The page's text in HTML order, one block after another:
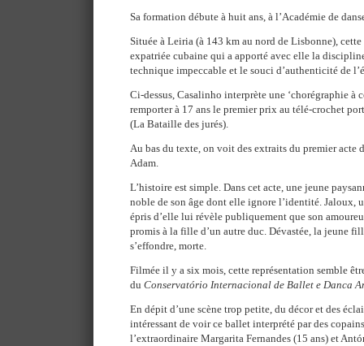
Sa formation débute à huit ans, à l’Académie de
Située à Leiria (à 143 km au nord de Lisbonne),
expatriée cubaine qui a apporté avec elle la
technique impeccable et le souci d’authenticité de
Ci-dessus, Casalinho interprète une ‘chorégraphie à
remporter à 17 ans le premier prix au télé-crochet
(La Bataille des jurés).
Au bas du texte, on voit des extraits du premier acte
Adam.
L’histoire est simple. Dans cet acte, une jeune
noble de son âge dont elle ignore l’identité. Jaloux,
épris d’elle lui révèle publiquement que son
promis à la fille d’un autre duc. Dévastée, la jeune
s’effondre, morte.
Filmée il y a six mois, cette représentation semble
du Conservatório Internacional de Ballet e Danca
En dépit d’une scène trop petite, du décor et des
intéressant de voir ce ballet interprété par des
l’extraordinaire Margarita Fernandes (15 ans) et